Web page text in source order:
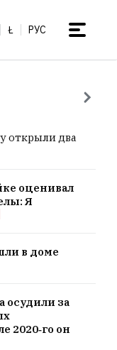
Ł РУС
открыли два
оценивал
Я
в доме
осудили за
2020‑го он